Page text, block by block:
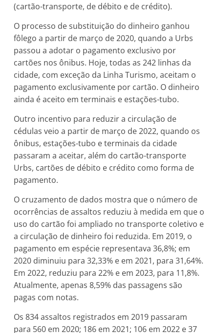
(cartão-transporte, de débito e de crédito).
O processo de substituição do dinheiro ganhou
fôlego a partir de março de 2020, quando a Urbs
passou a adotar o pagamento exclusivo por
cartões nos ônibus. Hoje, todas as 242 linhas da
cidade, com exceção da Linha Turismo, aceitam o
pagamento exclusivamente por cartão. O dinheiro
ainda é aceito em terminais e estações-tubo.
Outro incentivo para reduzir a circulação de
cédulas veio a partir de março de 2022, quando os
ônibus, estações-tubo e terminais da cidade
passaram a aceitar, além do cartão-transporte
Urbs, cartões de débito e crédito como forma de
pagamento.
O cruzamento de dados mostra que o número de
ocorrências de assaltos reduziu à medida em que o
uso do cartão foi ampliado no transporte coletivo e
a circulação de dinheiro foi reduzida. Em 2019, o
pagamento em espécie representava 36,8%; em
2020 diminuiu para 32,33% e em 2021, para 31,64%.
Em 2022, reduziu para 22% e em 2023, para 11,8%.
Atualmente, apenas 8,59% das passagens são
pagas com notas.
Os 834 assaltos registrados em 2019 passaram
para 560 em 2020; 186 em 2021; 106 em 2022 e 37